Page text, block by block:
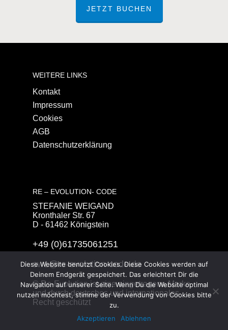
JETZT BUCHEN
WEITERE LINKS
Kontakt
Impressum
Cookies
AGB
Datenschutzerklärung
RE – EVOLUTION- CODE
STEFANIE WEIGAND
Kronthaler Str. 67
D - 61462 Königstein
+49 (0)61735061251
sw1@re-evolution-code.de
® Re-Evolution ist eine eingetragene Marke
und durch deutsches und internationales
Recht geschützt
Diese Website benutzt Cookies. Diese Cookies werden auf
Deinem Endgerät gespeichert. Das erleichtert Dir die
Navigation auf unserer Seite. Wenn Du die Website optimal
nutzen möchtest, stimme der Verwendung von Cookies bitte
zu.
Akzeptieren
Ablehnen